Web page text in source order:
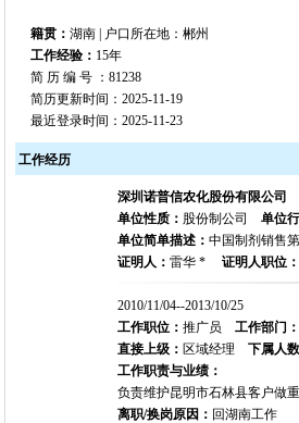
籍贯： 湖南 | 户口所在地：郴州
工作经验： 15年
简 历 编 号 ：81238
简历更新时间：2025-11-19
最近登录时间：2025-11-23
工作经历
深圳诺普信农化股份有限公司
单位性质： 股份制公司 单位
单位简单描述： 中国制剂销售
证明人： 雷华 * 证明人职位：
2010/11/04--2013/10/25
工作职位： 推广员 工作部门：
直接上级： 区域经理 下属人
工作职责与业绩：
负责维护昆明市石林县客户做
离职/换岗原因： 回湖南工作